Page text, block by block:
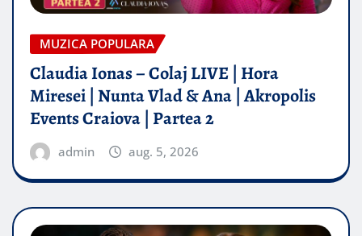
MUZICA POPULARA
Claudia Ionas – Colaj LIVE | Hora
Miresei | Nunta Vlad & Ana | Akropolis
Events Craiova | Partea 2
admin aug. 5, 2026